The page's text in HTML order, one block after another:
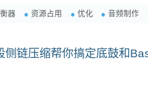
器 资源占用 优化 音频制作
链压缩帮你搞定底鼓和